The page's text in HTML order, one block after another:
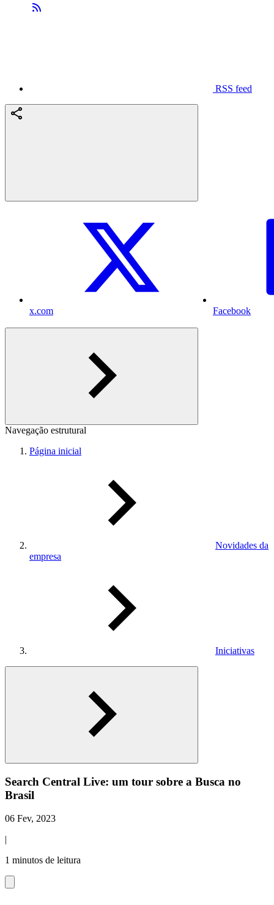
RSS feed
x.com Facebook
Navegação estrutural
Página inicial
Novidades da
empresa
Iniciativas
Search Central Live: um tour sobre a Busca no
Brasil
06 Fev, 2023
|
1 minutos de leitura